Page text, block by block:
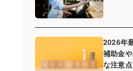
2026年
補助金
な注意点